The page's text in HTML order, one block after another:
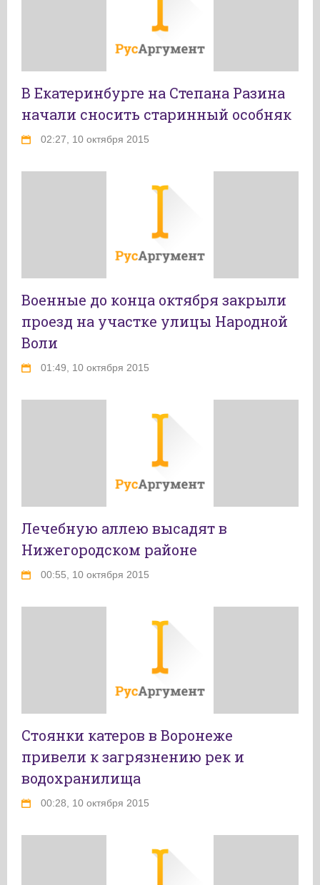
В Екатеринбурге на Степана Разина
начали сносить старинный особняк
02:27, 10 октября 2015
Военные до конца октября закрыли
проезд на участке улицы Народной
Воли
01:49, 10 октября 2015
Лечебную аллею высадят в
Нижегородском районе
00:55, 10 октября 2015
Стоянки катеров в Воронеже
привели к загрязнению рек и
водохранилища
00:28, 10 октября 2015